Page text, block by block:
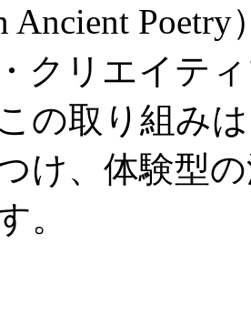
Ancient
クリエイテ
の取り組み
け、体験型
。